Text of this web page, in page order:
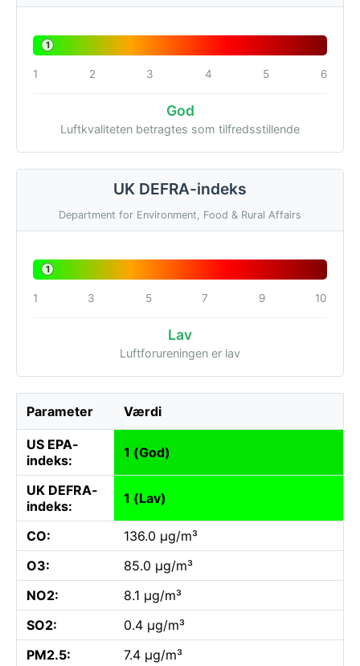
1
1 2 3 4 5 6
God
Luftkvaliteten betragtes som tilfredsstillende
UK DEFRA-indeks
Department for Environment, Food & Rural Affairs
1
1 3 5 7 9 10
Lav
Luftforureningen er lav
Parameter Værdi
US EPA-
indeks:
1 (God)
UK DEFRA-
indeks:
1 (Lav)
CO:
136.0 µg/m³
O3:
85.0 µg/m³
NO2:
8.1 µg/m³
SO2:
0.4 µg/m³
PM2.5:
7.4 µg/m³